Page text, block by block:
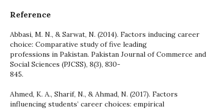
Reference
Abbasi, M. N., & Sarwat, N. (2014). Factors inducing career
choice: Comparative study of five leading
professions in Pakistan. Pakistan Journal of Commerce and
Social Sciences (PJCSS), 8(3), 830-
845.
Ahmed, K. A., Sharif, N., & Ahmad, N. (2017). Factors
influencing students’ career choices: empirical